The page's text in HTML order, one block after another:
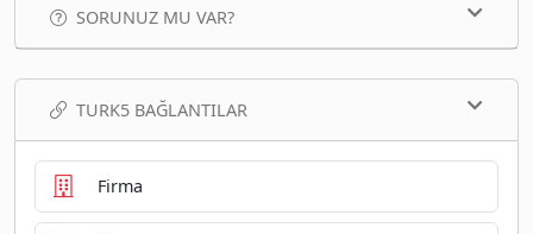
SORUNUZ MU VAR?
TURK5 BAĞLANTILAR
Firma